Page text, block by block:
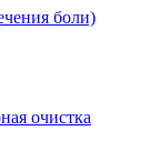
боли)
очистка